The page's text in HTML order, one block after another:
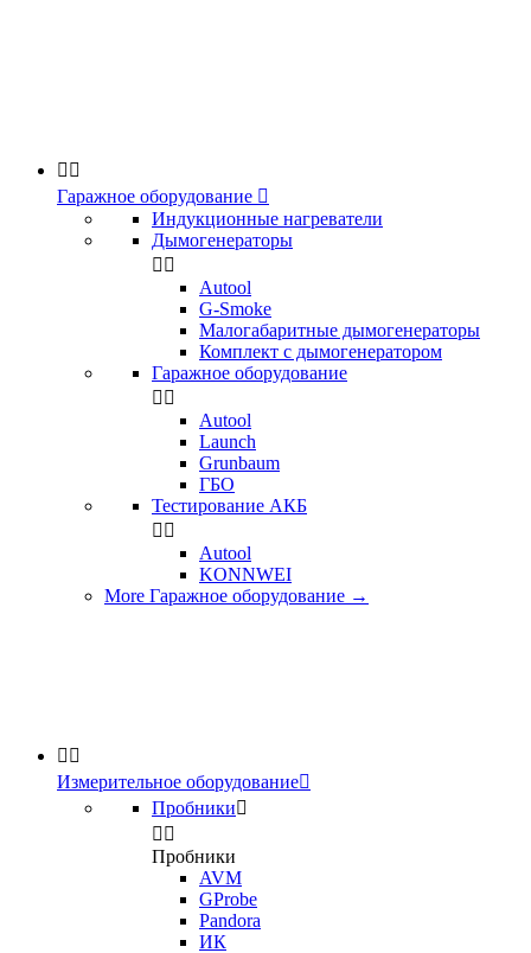
 
Гаражное оборудование 
Индукционные нагреватели
Дымогенераторы
 
Аutool
G-Smoke
Малогабаритные дымогенераторы
Комплект с дымогенератором
Гаражное оборудование
 
Autool
Launch
Grunbaum
ГБО
Тестирование АКБ
 
Autool
KONNWEI
More Гаражное оборудование →
 
Измерительное оборудование
Пробники
 
Пробники
AVM
GProbe
Pandora
ИК